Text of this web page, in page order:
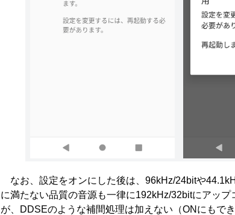
なお、設定をオンにした後は、96kHz/24bitや
に満たない品質の音源も一律に192kHz/32bitにアップ
が、DDSEのような補間処理は加えない（ONにもで